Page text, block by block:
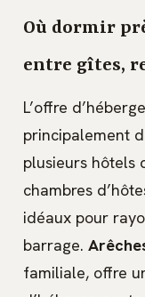
Où dormir
entre gîtes,
L’offre
principalement
plusieurs hôtels
chambres
idéaux pour
barrage.
familiale, offre